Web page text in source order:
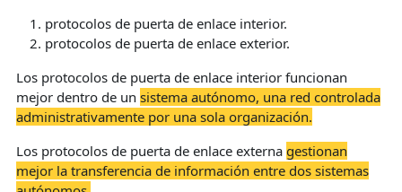
protocolos de puerta de enlace interior.
protocolos de puerta de enlace exterior.
Los protocolos de puerta de enlace interior funcionan
mejor dentro de un sistema autónomo, una red controlada
administrativamente por una sola organización.
Los protocolos de puerta de enlace externa gestionan
mejor la transferencia de información entre dos sistemas